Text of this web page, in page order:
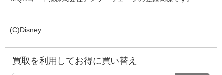
(C)Disney
買取を利用してお得に買い替え